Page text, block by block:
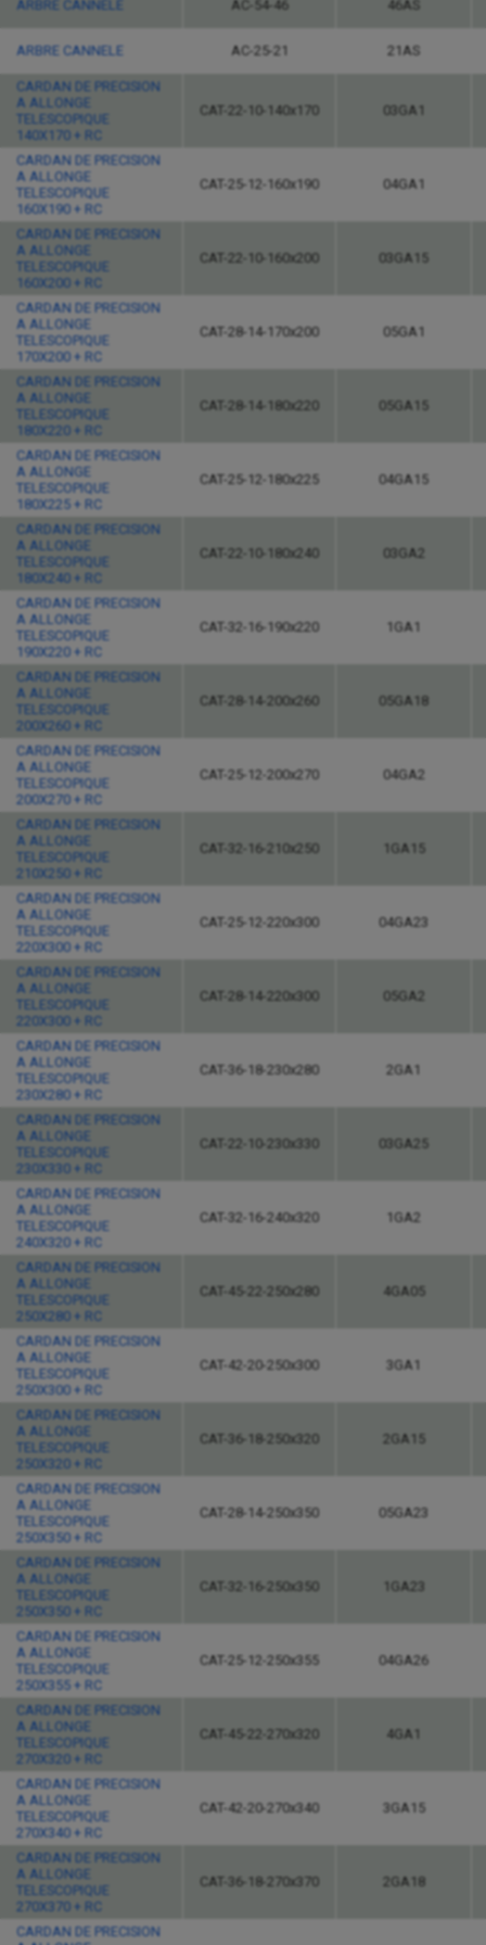
ARBRE CANNELE AC-54-46 46AS
ARBRE CANNELE AC-25-21 21AS
CARDAN DE PRECISION
A ALLONGE
TELESCOPIQUE
140X170 + RC
CAT-22-10-140x170 03GA1
CARDAN DE PRECISION
A ALLONGE
TELESCOPIQUE
160X190 + RC
CAT-25-12-160x190 04GA1
CARDAN DE PRECISION
A ALLONGE
TELESCOPIQUE
160X200 + RC
CAT-22-10-160x200 03GA15
CARDAN DE PRECISION
A ALLONGE
TELESCOPIQUE
170X200 + RC
CAT-28-14-170x200 05GA1
CARDAN DE PRECISION
A ALLONGE
TELESCOPIQUE
180X220 + RC
CAT-28-14-180x220 05GA15
CARDAN DE PRECISION
A ALLONGE
TELESCOPIQUE
180X225 + RC
CAT-25-12-180x225 04GA15
CARDAN DE PRECISION
A ALLONGE
TELESCOPIQUE
180X240 + RC
CAT-22-10-180x240 03GA2
CARDAN DE PRECISION
A ALLONGE
TELESCOPIQUE
190X220 + RC
CAT-32-16-190x220 1GA1
CARDAN DE PRECISION
A ALLONGE
TELESCOPIQUE
200X260 + RC
CAT-28-14-200x260 05GA18
CARDAN DE PRECISION
A ALLONGE
TELESCOPIQUE
200X270 + RC
CAT-25-12-200x270 04GA2
CARDAN DE PRECISION
A ALLONGE
TELESCOPIQUE
210X250 + RC
CAT-32-16-210x250 1GA15
CARDAN DE PRECISION
A ALLONGE
TELESCOPIQUE
220X300 + RC
CAT-25-12-220x300 04GA23
CARDAN DE PRECISION
A ALLONGE
TELESCOPIQUE
220X300 + RC
CAT-28-14-220x300 05GA2
CARDAN DE PRECISION
A ALLONGE
TELESCOPIQUE
230X280 + RC
CAT-36-18-230x280 2GA1
CARDAN DE PRECISION
A ALLONGE
TELESCOPIQUE
230X330 + RC
CAT-22-10-230x330 03GA25
CARDAN DE PRECISION
A ALLONGE
TELESCOPIQUE
240X320 + RC
CAT-32-16-240x320 1GA2
CARDAN DE PRECISION
A ALLONGE
TELESCOPIQUE
250X280 + RC
CAT-45-22-250x280 4GA05
CARDAN DE PRECISION
A ALLONGE
TELESCOPIQUE
250X300 + RC
CAT-42-20-250x300 3GA1
CARDAN DE PRECISION
A ALLONGE
TELESCOPIQUE
250X320 + RC
CAT-36-18-250x320 2GA15
CARDAN DE PRECISION
A ALLONGE
TELESCOPIQUE
250X350 + RC
CAT-28-14-250x350 05GA23
CARDAN DE PRECISION
A ALLONGE
TELESCOPIQUE
250X350 + RC
CAT-32-16-250x350 1GA23
CARDAN DE PRECISION
A ALLONGE
TELESCOPIQUE
250X355 + RC
CAT-25-12-250x355 04GA26
CARDAN DE PRECISION
A ALLONGE
TELESCOPIQUE
270X320 + RC
CAT-45-22-270x320 4GA1
CARDAN DE PRECISION
A ALLONGE
TELESCOPIQUE
270X340 + RC
CAT-42-20-270x340 3GA15
CARDAN DE PRECISION
A ALLONGE
TELESCOPIQUE
270X370 + RC
CAT-36-18-270x370 2GA18
CARDAN DE PRECISION